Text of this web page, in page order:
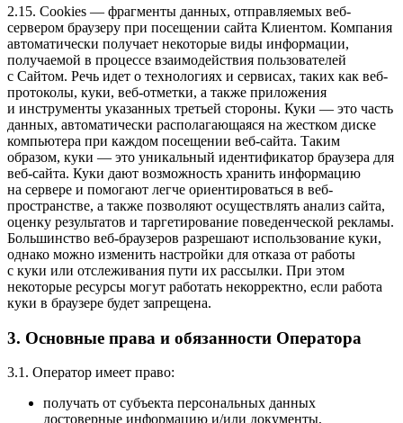
2.15. Cookies — фрагменты данных, отправляемых веб-
сервером браузеру при посещении сайта Клиентом. Компания
автоматически получает некоторые виды информации,
получаемой в процессе взаимодействия пользователей
с Cайтом. Речь идет о технологиях и сервисах, таких как веб-
протоколы, куки, веб-отметки, а также приложения
и инструменты указанных третьей стороны. Куки — это часть
данных, автоматически располагающаяся на жестком диске
компьютера при каждом посещении веб-сайта. Таким
образом, куки — это уникальный идентификатор браузера для
веб-сайта. Куки дают возможность хранить информацию
на сервере и помогают легче ориентироваться в веб-
пространстве, а также позволяют осуществлять анализ сайта,
оценку результатов и таргетирование поведенческой рекламы.
Большинство веб-браузеров разрешают использование куки,
однако можно изменить настройки для отказа от работы
с куки или отслеживания пути их рассылки. При этом
некоторые ресурсы могут работать некорректно, если работа
куки в браузере будет запрещена.
3. Основные права и обязанности Оператора
3.1. Оператор имеет право:
получать от субъекта персональных данных
достоверные информацию и/или документы,